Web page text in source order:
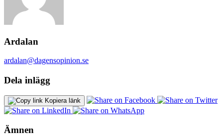
Ardalan
ardalan@dagensopinion.se
Dela inlägg
Kopiera länk
Ämnen